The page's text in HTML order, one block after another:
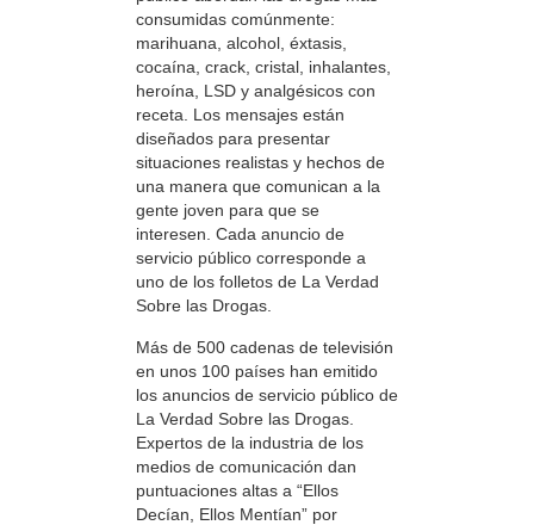
consumidas comúnmente:
marihuana, alcohol, éxtasis,
cocaína, crack, cristal, inhalantes,
heroína, LSD y analgésicos con
receta. Los mensajes están
diseñados para presentar
situaciones realistas y hechos de
una manera que comunican a la
gente joven para que se
interesen. Cada anuncio de
servicio público corresponde a
uno de los folletos de La Verdad
Sobre las Drogas.
Más de 500 cadenas de televisión
en unos 100 países han emitido
los anuncios de servicio público de
La Verdad Sobre las Drogas.
Expertos de la industria de los
medios de comunicación dan
puntuaciones altas a “Ellos
Decían, Ellos Mentían” por